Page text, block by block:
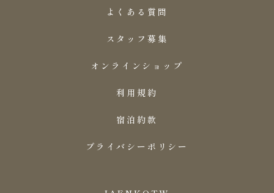
よくある質問
スタッフ募集
オンラインショップ
利用規約
宿泊約款
プライバシーポリシー